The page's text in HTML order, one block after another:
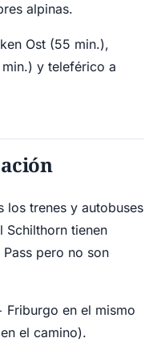
alpinas.
Ost (55 min.),
y teleférico a
los trenes y autobuses
Schilthorn tienen
pero no son
Friburgo en el mismo
el camino).